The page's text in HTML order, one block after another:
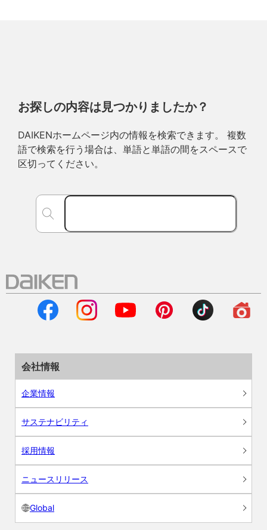
お探しの内容は見つかりましたか？
DAIKENホームページ内の情報を検索できます。 複数
語で検索を行う場合は、単語と単語の間をスペースで
区切ってください。
会社情報
企業情報
サステナビリティ
採用情報
ニュースリリース
Global